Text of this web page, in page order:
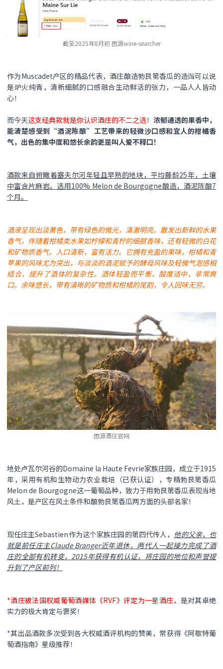
截至2025年8月初 图源wine-searcher
作为Muscadet产区的精品代表，酒庄酿造勃艮第香瓜的造诣可以说
是炉火纯青，清新细腻的口感融合生动鲜活的张力，一品人人皆动
心！
而今天这支经典款就是你认识酒庄的不二之选！ 浓郁通透的果香中，
能清楚感受到“酒泥陈酿”工艺带来的轻微沙口感和宜人的柑橘香
气，出色的集中度和悠长余韵更是叫人爱不释口！
酒款来自俯瞰着塞夫尔河年轻且早熟的地块，平均藤龄25年，土壤
中富含片麻岩。选用100% Melon de Bourgogne酿造，酒泥陈酿7
个月。
酒液呈现出淡黄色，带有绿色的微光，清澈明亮。散发出新鲜的水果
香气，伴随着柑橘类水果如柠檬和青柠的细腻香味，还有轻微的白花
和矿物质香气。入口清新，富有活力。它拥有充盈的果味，柑橘和青
苹果的风味尤为突出，与淡淡的酒泥赋予的酵母风味及轻微气泡感相
结合，提升了酒体的复杂性。酒体轻盈而平衡，酸度适中，非常爽
口。余味悠长，带有清晰的矿物质和柑橘的尾韵，令人回味无穷。
图源酒庄官网
地处卢瓦尔河谷的Domaine la Haute Fevrie家族庄园，成立于1915
年，采用有机和生物动力农业栽培（已获认证），专精勃艮第香瓜
Melon de Bourgogne这一葡萄品种，致力于用勃艮第香瓜表现当地
风土，是产区在风土条件和酿勃艮第香瓜两方面的头部名家！
现任庄主Sebastien作为这个家族庄园的第四代传人， 他的父亲，也
就是前任庄主Claude Branger近年退休，两代人一起接力完成了酒
庄的全部有机转变，2015年获得有机认证，将庄园的地位和声誉提
升到了产区前列！
*酒庄被法国权威葡萄酒媒体《RVF》评定为一星酒庄， 是对其卓绝
实力的极大肯定与褒奖！
*其出品酒款多次受到各大权威酒评机构的赞美，常获得《阿歇特葡
萄酒指南》星级推荐！